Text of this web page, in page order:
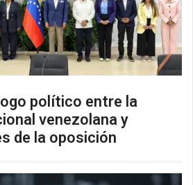
político entre la
venezolana y
de la oposición